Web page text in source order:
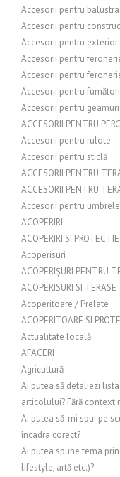
Accesorii pentru
Accesorii pentru
Accesorii pentru exterior
Accesorii pentru
Accesorii pentru
Accesorii pentru fumători
Accesorii pentru geamuri
ACCESORII PENTRU
Accesorii pentru rulote
Accesorii pentru sticlă
ACCESORII PENTRU
ACCESORII PENTRU
Accesorii pentru umbrele
ACOPERIRI
ACOPERIRI SI PROTECTIE
Acoperisuri
ACOPERIȘURI PENTRU
ACOPERISURI SI TERASE
Acoperitoare / Prelate
ACOPERITOARE SI
Actualitate locală
AFACERI
Agricultură
Ai putea să detaliezi
articolului? Fără context
Ai putea să-mi spui pe
încadra corect?
Ai putea spune tema
lifestyle, artă etc.)?